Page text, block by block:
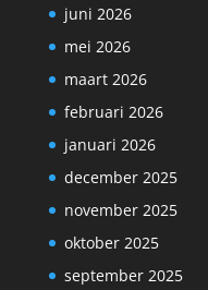
juni 2026
mei 2026
maart 2026
februari 2026
januari 2026
december 2025
november 2025
oktober 2025
september 2025